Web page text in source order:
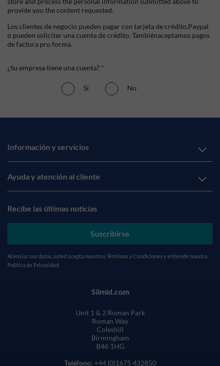
provide you the content requested.
Los clientes de negocio pueden pagar con tarjeta de crédito,Paypal
o pueden solicitar una cuenta de crédito. Tambiénaceptamos pagos
de factura pro forma.
¿Su empresa tiene una cuenta? *
Sí No
Información y servicios
Ayuda y atención al cliente
Recibe las últimas noticias
Suscribirse
Al enviar sus datos, usted acepta nuestros Términos y Condiciones y entiende nuestra
Política de Privacidad
Silmid.com
Unit 1 & 2 Roman Park
Roman Way
Coleshill
Birmingham
B46 1HG
Teléfono: +44 (0)1675 432850